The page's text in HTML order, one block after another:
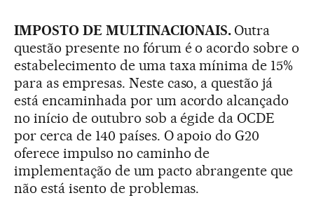
IMPOSTO DE MULTINACIONAIS.Outra
questão presente no fórum é o acordo sobre o
estabelecimento de uma taxa mínima de 15%
para as empresas. Neste caso, a questão já
está encaminhada por um acordo alcançado
no início de outubro sob a égide da OCDE
por cerca de 140 países. O apoio do G20
oferece impulso no caminho de
implementação de um pacto abrangente que
não está isento de problemas.